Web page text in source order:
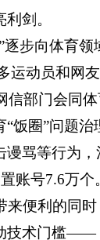
剑。
逐步向体育领
运动员和
信部门会同
“饭圈”问题
谩骂等行为
账号7.6万个
来便利的同
技术门槛——